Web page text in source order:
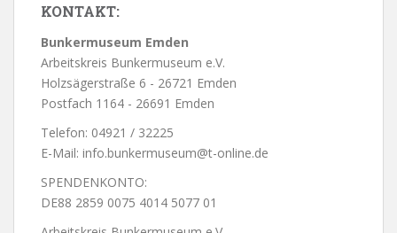
KONTAKT:
Bunkermuseum Emden
Arbeitskreis Bunkermuseum e.V.
Holzsägerstraße 6 - 26721 Emden
Postfach 1164 - 26691 Emden
Telefon: 04921 / 32225
E-Mail: info.bunkermuseum@t-online.de
SPENDENKONTO:
DE88 2859 0075 4014 5077 01